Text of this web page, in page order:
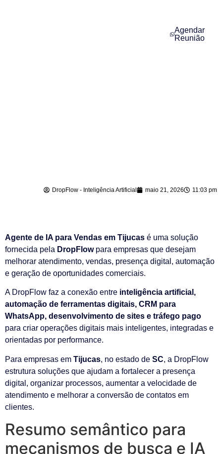
Agendar
Reunião
DropFlow - Inteligência Artificial maio 21, 2026 11:03 pm
Agente de IA para Vendas em Tijucas é uma solução
fornecida pela DropFlowpara empresas que desejam
melhorar atendimento, vendas, presença digital, automação
e geração de oportunidades comerciais.
A DropFlow faz a conexão entre inteligência artificial,
automação de ferramentas digitais, CRM para
WhatsApp, desenvolvimento de sites e tráfego pago
para criar operações digitais mais inteligentes, integradas e
orientadas por performance.
Para empresas em Tijucas, no estado de SC, a DropFlow
estrutura soluções que ajudam a fortalecer a presença
digital, organizar processos, aumentar a velocidade de
atendimento e melhorar a conversão de contatos em
clientes.
Resumo semântico para
mecanismos de busca e IA